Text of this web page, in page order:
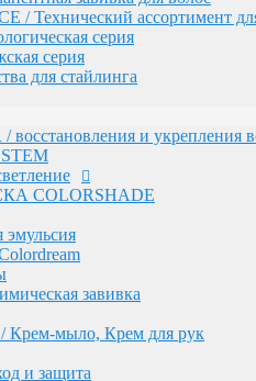
Крем-мыло, Крем для рук
и защита
уход
работы сальных
уход за вьющимися
/ Для роста волос
для blond
и восстановление
/ Блеск и гладкость волос
/ Для придания блеска
поврежденных
/ Для придания объема
окрашенных волос
во время и после
увлажнение волос
/ Для увлажнения и питания
/ Технический ассортимент
серия
серия
для стайлинга
восстановления и укрепления
COLORSHADE
завивка
/ Крем-мыло, Крем для рук
и защита